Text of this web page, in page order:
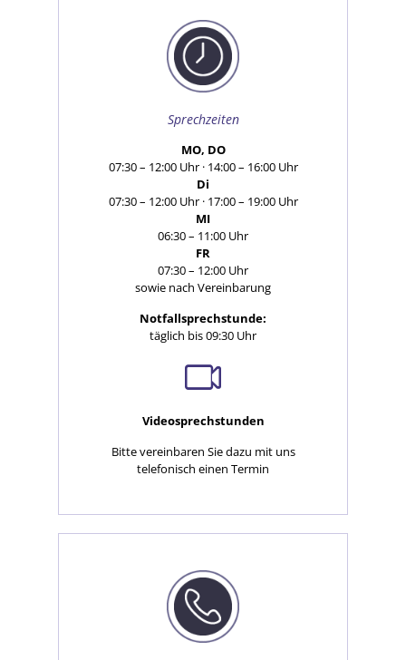
Sprechzeiten
MO, DO
07:30 – 12:00 Uhr · 14:00 – 16:00 Uhr
Di
07:30 – 12:00 Uhr · 17:00 – 19:00 Uhr
MI
06:30 – 11:00 Uhr
FR
07:30 – 12:00 Uhr
sowie nach Vereinbarung
Notfallsprechstunde:
täglich bis 09:30 Uhr
Videosprechstunden
Bitte vereinbaren Sie dazu mit uns
telefonisch einen Termin